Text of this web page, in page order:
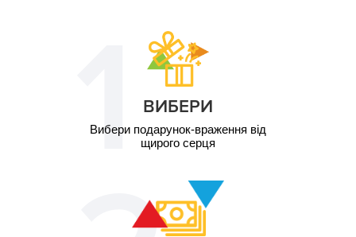
ВИБЕРИ
Вибери подарунок-враження від
щирого серця